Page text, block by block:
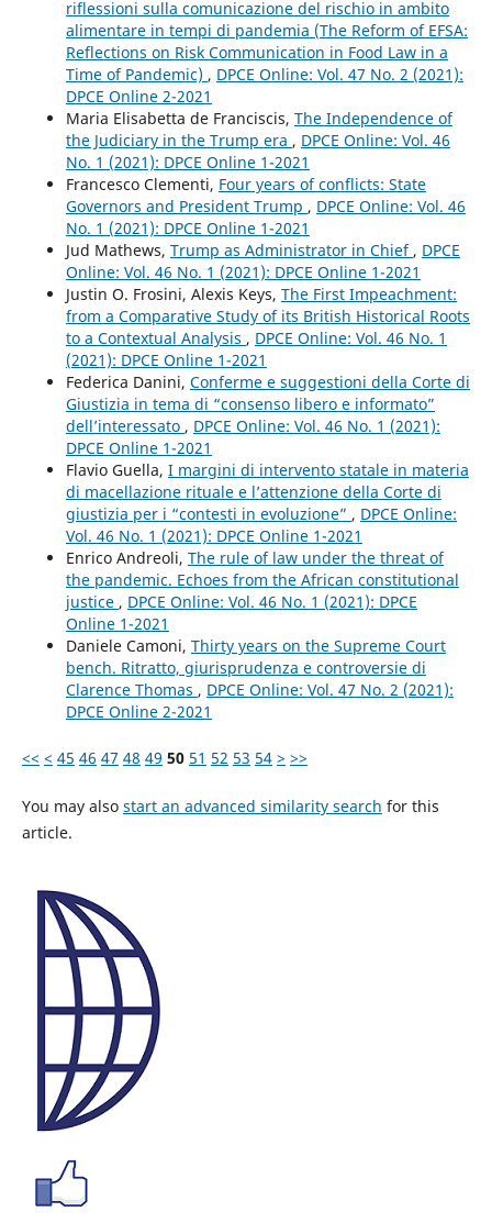
riflessioni sulla comunicazione del rischio in ambito
alimentare in tempi di pandemia (The Reform of EFSA:
Reflections on Risk Communication in Food Law in a
Time of Pandemic) , DPCE Online: Vol. 47 No. 2 (2021):
DPCE Online 2-2021
Maria Elisabetta de Franciscis, The Independence of
the Judiciary in the Trump era , DPCE Online: Vol. 46
No. 1 (2021): DPCE Online 1-2021
Francesco Clementi, Four years of conflicts: State
Governors and President Trump , DPCE Online: Vol. 46
No. 1 (2021): DPCE Online 1-2021
Jud Mathews, Trump as Administrator in Chief , DPCE
Online: Vol. 46 No. 1 (2021): DPCE Online 1-2021
Justin O. Frosini, Alexis Keys, The First Impeachment:
from a Comparative Study of its British Historical Roots
to a Contextual Analysis , DPCE Online: Vol. 46 No. 1
(2021): DPCE Online 1-2021
Federica Danini, Conferme e suggestioni della Corte di
Giustizia in tema di “consenso libero e informato”
dell’interessato , DPCE Online: Vol. 46 No. 1 (2021):
DPCE Online 1-2021
Flavio Guella, I margini di intervento statale in materia
di macellazione rituale e l’attenzione della Corte di
giustizia per i “contesti in evoluzione” , DPCE Online:
Vol. 46 No. 1 (2021): DPCE Online 1-2021
Enrico Andreoli, The rule of law under the threat of
the pandemic. Echoes from the African constitutional
justice , DPCE Online: Vol. 46 No. 1 (2021): DPCE
Online 1-2021
Daniele Camoni, Thirty years on the Supreme Court
bench. Ritratto, giurisprudenza e controversie di
Clarence Thomas , DPCE Online: Vol. 47 No. 2 (2021):
DPCE Online 2-2021
<< < 45 46 47 48 49 50 51 52 53 54 > >>
You may also start an advanced similarity search for this
article.